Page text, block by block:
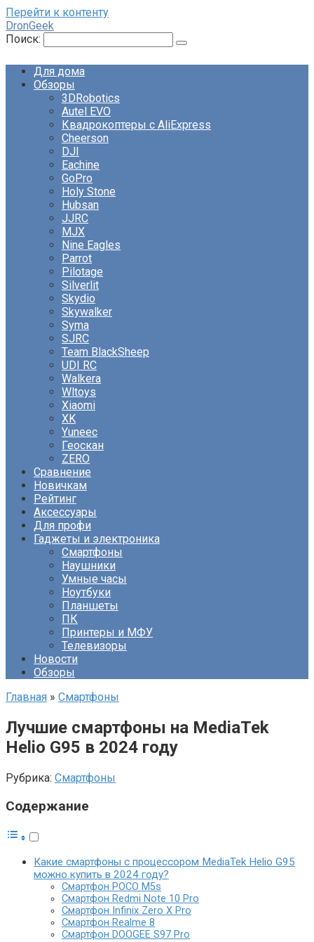
Перейти к контенту
DronGeek
Поиск:
Для дома
Обзоры
3DRobotics
Autel EVO
Квадрокоптеры с AliExpress
Cheerson
DJI
Eachine
GoPro
Holy Stone
Hubsan
JJRC
MJX
Nine Eagles
Parrot
Pilotage
Silverlit
Skydio
Skywalker
Syma
SJRC
Team BlackSheep
UDI RC
Walkera
Wltoys
Xiaomi
XK
Yuneec
Геоскан
ZERO
Сравнение
Новичкам
Рейтинг
Аксессуары
Для профи
Гаджеты и электроника
Смартфоны
Наушники
Умные часы
Ноутбуки
Планшеты
ПК
Принтеры и МФУ
Телевизоры
Новости
Обзоры
Главная » Смартфоны
Лучшие смартфоны на MediaTek
Helio G95 в 2024 году
Рубрика: Смартфоны
Содержание
Какие смартфоны с процессором MediaTek Helio G95
можно купить в 2024 году?
Смартфон POCO M5s
Смартфон Redmi Note 10 Pro
Смартфон Infinix Zero X Pro
Смартфон Realme 8
Смартфон DOOGEE S97 Pro